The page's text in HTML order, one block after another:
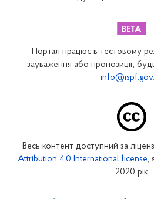
Закарпатське відділення
Запорізьке відділення
Кіровоградське відділення
Портал працює в тестовому
зауваження або пропозиції,
Весь контент доступний за
Attribution 4.0 International license,
2020 рік